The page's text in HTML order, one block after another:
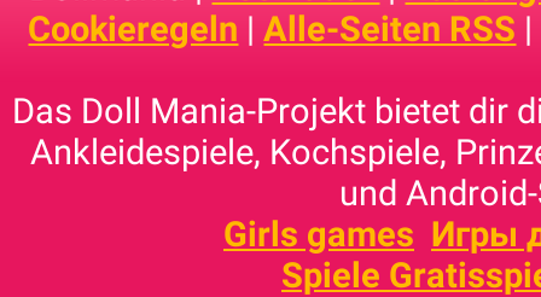
Cookieregeln |Alle-Seiten RSS |
Das Doll Mania-Projekt bietet dir
Ankleidespiele, Kochspiele,
und
Girls games Игры
Spiele